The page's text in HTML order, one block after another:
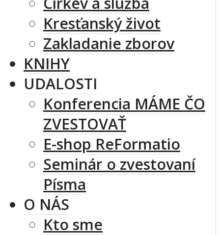
Kresťanský život
Zakladanie zborov
KNIHY
UDALOSTI
Konferencia MÁME ČO
ZVESTOVAŤ
E-shop ReFormatio
Seminár o zvestovaní
Písma
O NÁS
Kto sme